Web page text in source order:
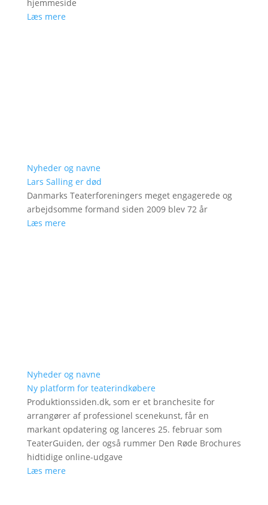
hjemmeside
Læs mere
Nyheder og navne
Lars Salling er død
Danmarks Teaterforeningers meget engagerede og
arbejdsomme formand siden 2009 blev 72 år
Læs mere
Nyheder og navne
Ny platform for teaterindkøbere
Produktionssiden.dk, som er et branchesite for
arrangører af professionel scenekunst, får en
markant opdatering og lanceres 25. februar som
TeaterGuiden, der også rummer Den Røde Brochures
hidtidige online-udgave
Læs mere